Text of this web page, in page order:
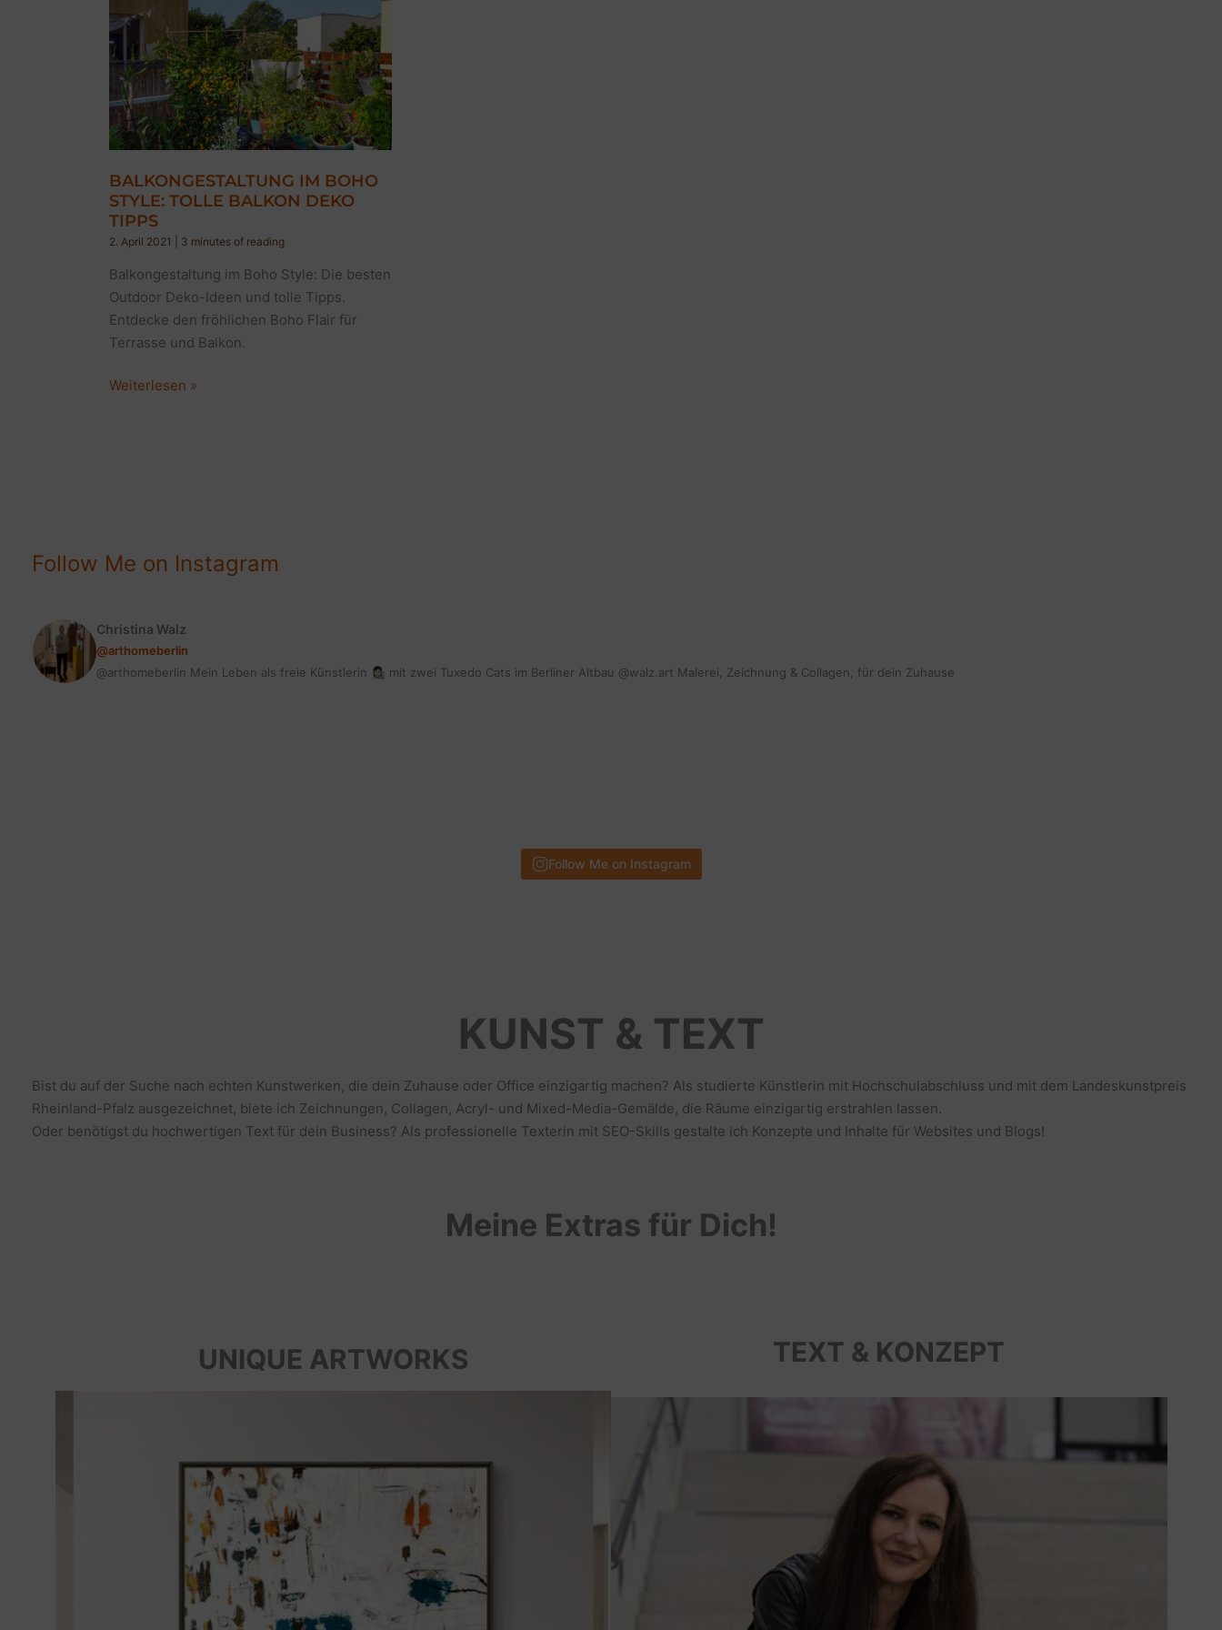
BALKONGESTALTUNG IM BOHO
STYLE: TOLLE BALKON DEKO
TIPPS
2. April 2021 3 minutes of reading
Balkongestaltung im Boho Style: Die besten
Outdoor Deko-Ideen und tolle Tipps.
Entdecke den fröhlichen Boho Flair für
Terrasse und Balkon.
Balkongestaltung
Weiterlesen »
Follow Me on Instagram
Christina Walz
@arthomeberlin
@arthomeberlin Mein Leben als freie Künstlerin 👩🏻‍🎨 mit zwei Tuxedo Cats im Berliner Altbau @walz.art Malerei, Zeichnung & Collagen, für dein Zuhause
Follow Me on Instagram
KUNST & TEXT
Bist du auf der Suche nach echten Kunstwerken, die dein Zuhause oder Office einzigartig machen? Als studierte Künstlerin mit Hochschulabschluss und mit dem Landeskunstpreis
Rheinland-Pfalz ausgezeichnet, biete ich Zeichnungen, Collagen, Acryl- und Mixed-Media-Gemälde, die Räume einzigartig erstrahlen lassen.
Oder benötigst du hochwertigen Text für dein Business? Als professionelle Texterin mit SEO-Skills gestalte ich Konzepte und Inhalte für Websites und Blogs!
Meine Extras für Dich!
UNIQUE ARTWORKS TEXT & KONZEPT